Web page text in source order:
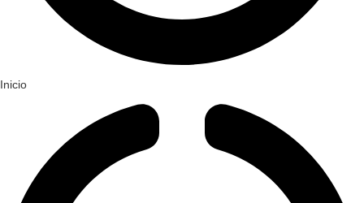
Inicio